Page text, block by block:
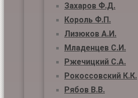
Захаров Ф.Д.
Король Ф.П.
Лизюков А.И.
Младенцев С.И.
Ржечицкий С.А.
Рокоссовский К.К.
Рябов В.В.